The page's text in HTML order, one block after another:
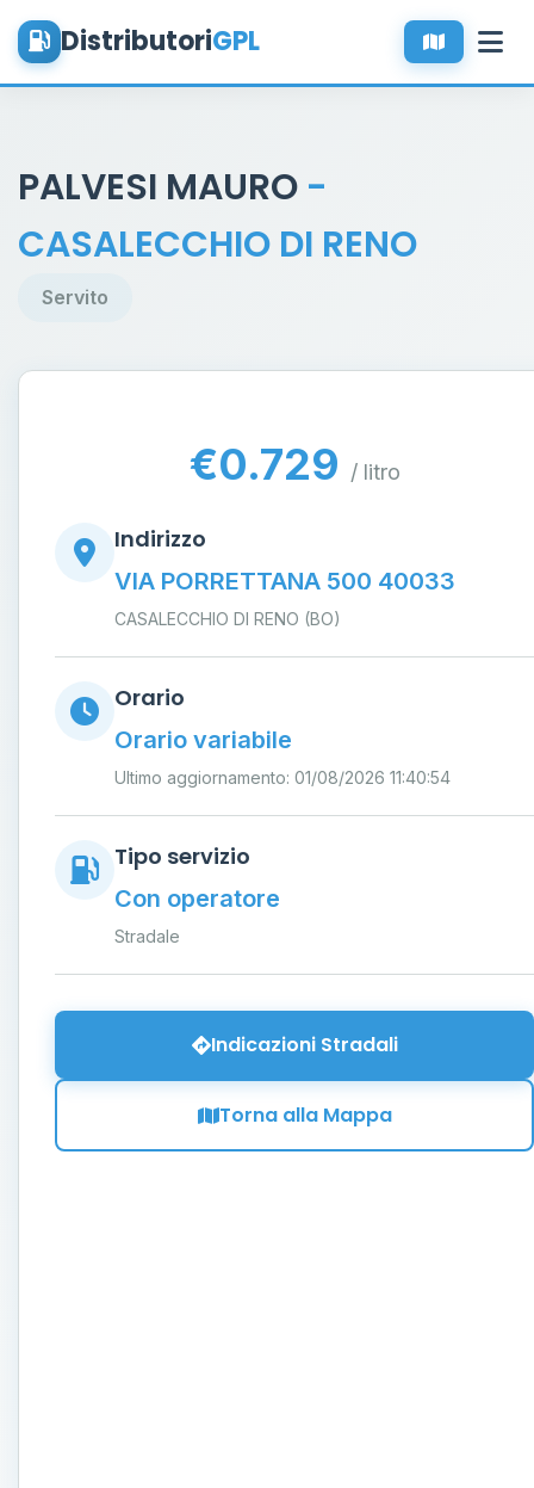
DistributoriGPL
PALVESI MAURO -
CASALECCHIO DI RENO
Servito
€0.729 / litro
Indirizzo
VIA PORRETTANA 500 40033
CASALECCHIO DI RENO (BO)
Orario
Orario variabile
Ultimo aggiornamento: 01/08/2026 11:40:54
Tipo servizio
Con operatore
Stradale
Indicazioni Stradali
Torna alla Mappa